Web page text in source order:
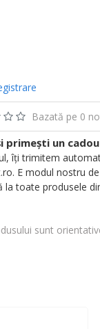
Bazată pe 0
sunt
primești un
îți trimitem
E modul nostru
la toate produsele